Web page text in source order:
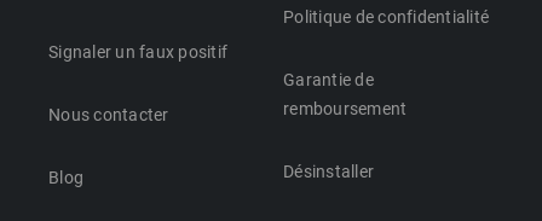
Signaler un faux positif
Nous contacter
Blog
Politique de confidentialité
Garantie de
remboursement
Désinstaller